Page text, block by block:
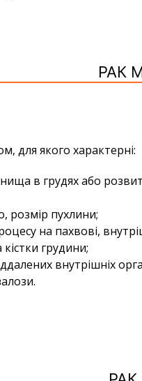
РАК
для якого характерні:
в грудях або
розмір пухлини;
на пахвові,
грудини;
внутрішніх